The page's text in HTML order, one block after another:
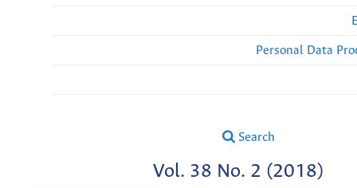
Personal Data
Search
Vol. 38 No. 2 (2018)